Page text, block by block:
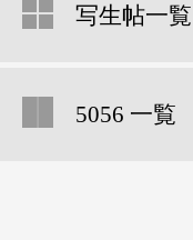
写生帖一覧
5056 一覧